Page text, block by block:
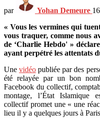
par Yohan Demeure
« Vous les vermines qui
vous traquer, comme nous
de ‘Charlie Hebdo' »
ayant perpétré les attentats
Unevidéo publiée par des
été relayée par un bon
Facebook du collectif,
montage, l’État Islamique
collectif promet une « une
lieu il y a quelques jours à